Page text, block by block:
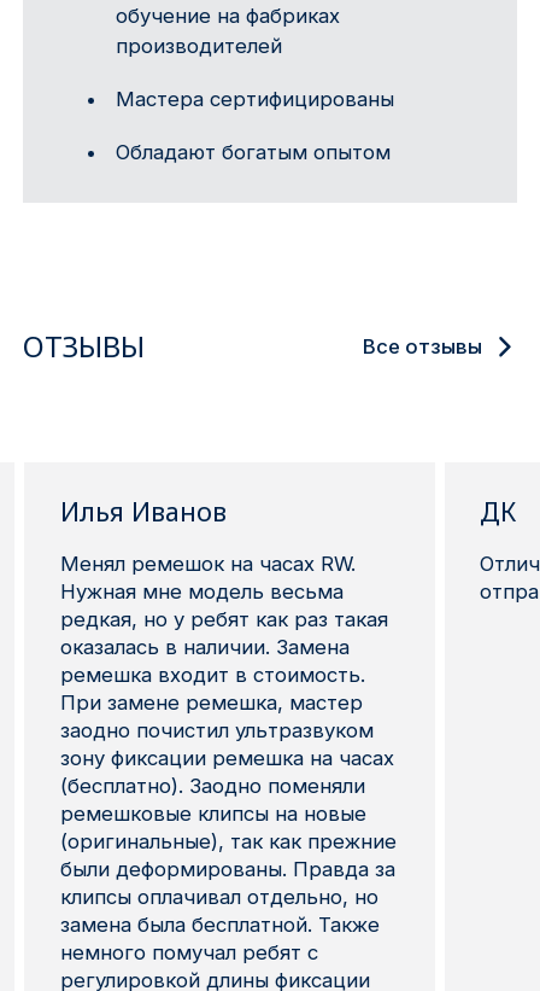
обучение на фабриках
производителей
Мастера сертифицированы
Обладают богатым опытом
ОТЗЫВЫ Все отзывы
Илья Иванов
Менял ремешок на часах RW.
Нужная мне модель весьма
редкая, но у ребят как раз такая
оказалась в наличии. Замена
ремешка входит в стоимость.
При замене ремешка, мастер
заодно почистил ультразвуком
зону фиксации ремешка на часах
(бесплатно). Заодно поменяли
ремешковые клипсы на новые
(оригинальные), так как прежние
были деформированы. Правда за
клипсы оплачивал отдельно, но
замена была бесплатной. Также
немного помучал ребят с
регулировкой длины фиксации
ДК